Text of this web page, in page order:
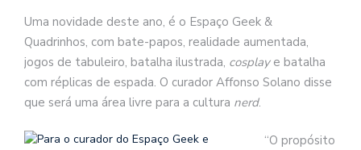
Uma novidade deste ano, é o Espaço Geek &
Quadrinhos, com bate-papos, realidade aumentada,
jogos de tabuleiro, batalha ilustrada, cosplaye batalha
com réplicas de espada. O curador Affonso Solano disse
que será uma área livre para a cultura nerd.
“O propósito